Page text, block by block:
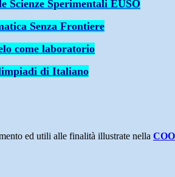
Scienze Sperimentali EUSO
Senza Frontiere
come laboratorio
di Italiano
ed utili alle finalità illustrate nella